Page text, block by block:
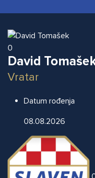
0
David
Vratar
Datum rođenja
08.08.2026